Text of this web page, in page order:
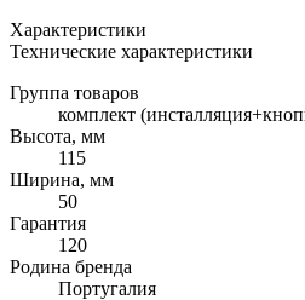
Характеристики
Технические характеристики
Группа товаров
комплект
Высота, мм
115
Ширина, мм
50
Гарантия
120
Родина бренда
Португалия